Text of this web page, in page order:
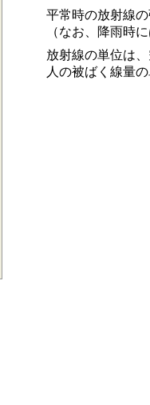
平常時の放射線の
（なお、降雨時に
放射線の単位は、
人の被ばく線量の